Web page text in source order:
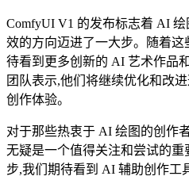
ComfyUI V1 的发布标志着 AI
效的方向迈进了一大步。随着这
待看到更多创新的 AI 艺术作品
团队表示,他们将继续优化和改
创作体验。
对于那些热衷于 AI 绘图的创作
无疑是一个值得关注和尝试的
步,我们期待看到 AI 辅助创作工